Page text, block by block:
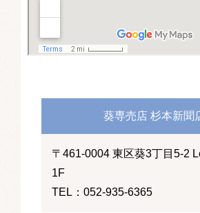
葵専売店 杉本新聞
〒461-0004 東区葵3丁目5-2
1F
TEL：052-935-6365